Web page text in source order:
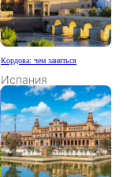
Кордова: чем заняться
Испания